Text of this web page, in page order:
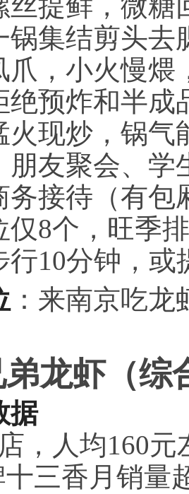
锅集结剪头
爪，小火慢煨
绝预炸和半成
火现炒，锅气
朋友聚会、学
务接待（有包
仅8个，旺季
行10分钟，或
：来南京吃
龙虾（综
据
，人均160
三香月销量